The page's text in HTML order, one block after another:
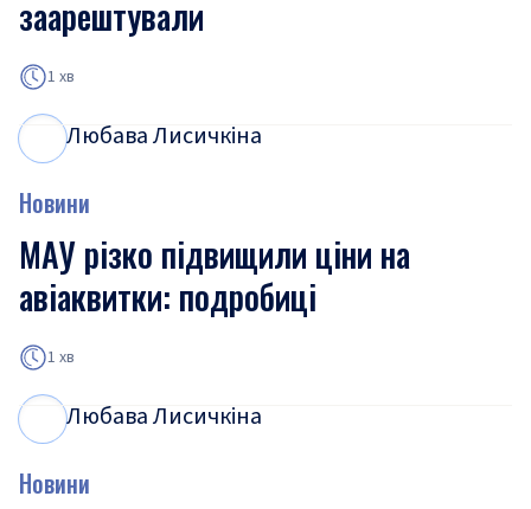
заарештували
1 хв
Любава Лисичкіна
Новини
МАУ різко підвищили ціни на
авіаквитки: подробиці
1 хв
Любава Лисичкіна
Новини